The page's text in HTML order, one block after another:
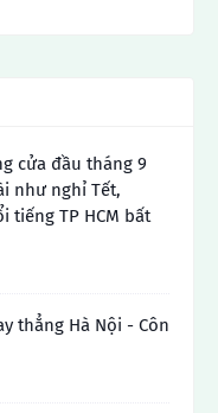
cửa đầu tháng 9
như nghỉ Tết,
tiếng TP HCM bất
thẳng Hà Nội - Côn